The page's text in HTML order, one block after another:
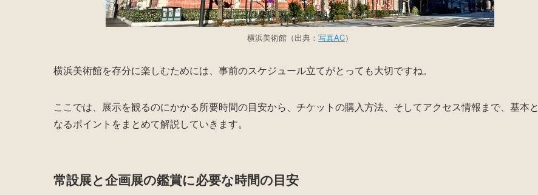
横浜美術館（出典： 写真AC）
横浜美術館を存分に楽しむためには、事前のスケジュール立てがとっても大切ですね。
ここでは、展示を観るのにかかる所要時間の目安から、チケットの購入方法、そしてアクセス情報まで、基本と
なるポイントをまとめて解説していきます。
常設展と企画展の鑑賞に必要な時間の目安